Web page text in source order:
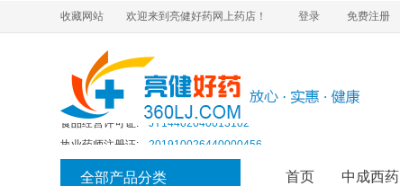
收藏网站 欢迎来到亮健好药网上药店！ 登录 免费注册
医疗器械经营许可证:
第二类医疗器械经营备案凭证:
粤韶食药监械经营备20150035号
食品经营许可证:
JY14402040013102
药品经营许可证编号:
全部产品分类 首页 中成西药